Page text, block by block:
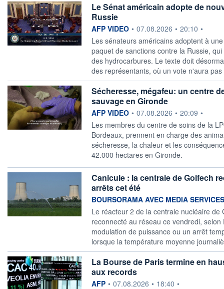
Le Sénat américain adopte de
Russie
information fournie par
AFP VIDEO • 07.08.2026 • 20:10 •
Les sénateurs américains adoptent à
paquet de sanctions contre la Russie,
des hydrocarbures. Le texte doit
des représentants, où un vote n'aura
Sécheresse, mégafeu: un centre
sauvage en Gironde
information fournie par
AFP VIDEO • 07.08.2026 • 20:09 •
Les membres du centre de soins de la
Bordeaux, prennent en charge des
sécheresse, la chaleur et les
42.000 hectares en Gironde.
Canicule : la centrale de Golfech
arrêts cet été
information fournie par
BOURSORAMA AVEC MEDIA
Le réacteur 2 de la centrale nucléaire
reconnecté au réseau ce vendredi,
modulation de puissance ou un arrêt
lorsque la température moyenne
La Bourse de Paris termine en
aux records
information fournie par
AFP • 07.08.2026 • 18:40 •